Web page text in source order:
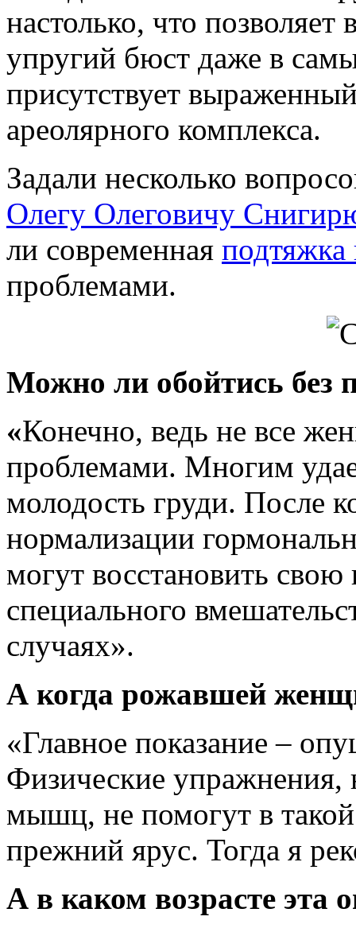
настолько, что позволяет
упругий бюст даже в
присутствует
ареолярного комплекса.
Задали несколько
Олегу Олеговичу
ли современная подтяжка
проблемами.
Можно ли обойтись без
«Конечно, ведь не все
проблемами. Многим
молодость груди. После
нормализации
могут восстановить
специального
случаях».
А когда рожавшей
«Главное показание –
Физические упражнения,
мышц, не помогут в такой
прежний ярус. Тогда я
А в каком возрасте эта